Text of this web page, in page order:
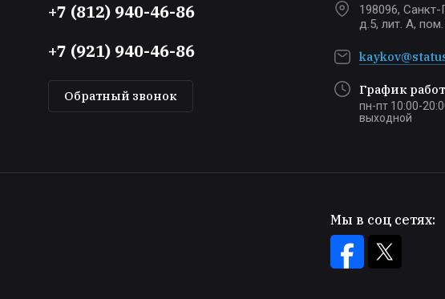
+7 (812) 940-46-86
+7 (921) 940-46-86
Обратный звонок
198096, Санкт-
д.5, лит. А,
График
пн-пт 10:00-
выходной
Мы в соц сетях: